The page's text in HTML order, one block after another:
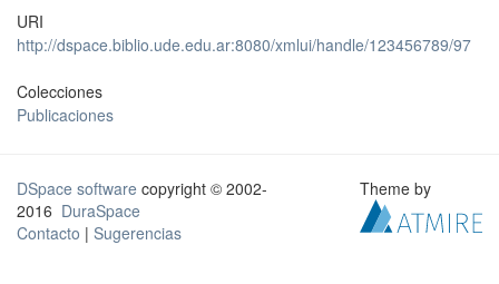
URI
http://dspace.biblio.ude.edu.ar:8080/xmlui/handle/123456789/97
Colecciones
Publicaciones
DSpace software copyright © 2002-
2016 DuraSpace
Contacto | Sugerencias
Theme by